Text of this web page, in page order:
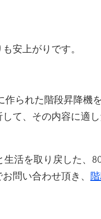
安上がりです。
作られた階段昇降機
て、その内容に適
生活を取り戻した、
問い合わせ頂き、